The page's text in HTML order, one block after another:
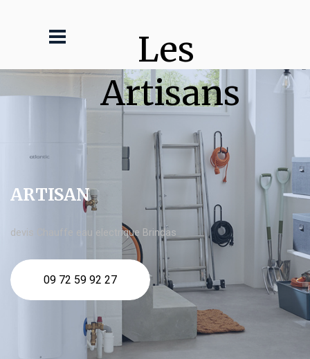
Les
Artisans
ARTISAN
devis Chauffe eau electrique Brindas
09 72 59 92 27